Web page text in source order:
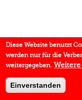
Diese Website benutzt
werden nur für die
weitergegeben.
Einverstanden